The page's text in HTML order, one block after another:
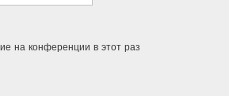
на конференции в этот раз